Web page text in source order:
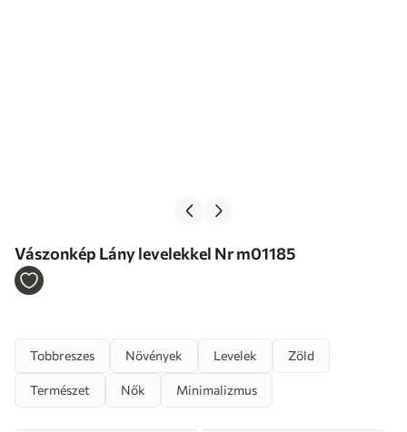
Vászonkép Lány levelekkel Nr m01185
Tobbreszes Növények Levelek Zöld
Természet Nők Minimalizmus